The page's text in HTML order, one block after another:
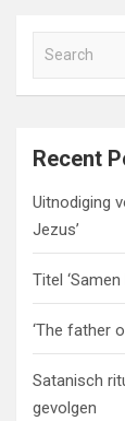
o
a
c
Recent
Uitnodiging
Jezus’
Titel
‘The father
Satanisch
gevolgen